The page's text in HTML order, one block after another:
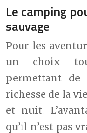
Le camping
sauvage
Pour les
un choix
permettant de
richesse de la
et nuit.
qu’il n’est pas